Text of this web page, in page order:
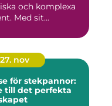
och komplexa
Med sit...
27. nov
för stekpannor:
till det perfekta